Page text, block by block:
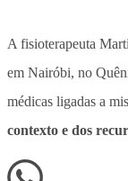
A fisioterapeuta
em Nairóbi, no
médicas ligadas a
contexto e dos